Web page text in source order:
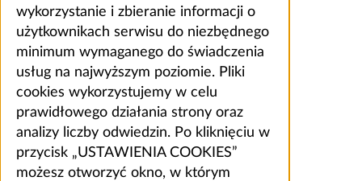
wykorzystanie i zbieranie informacji o
użytkownikach serwisu do niezbędnego
minimum wymaganego do świadczenia
usług na najwyższym poziomie. Pliki
cookies wykorzystujemy w celu
prawidłowego działania strony oraz
analizy liczby odwiedzin. Po kliknięciu w
przycisk „USTAWIENIA COOKIES”
możesz otworzyć okno, w którym